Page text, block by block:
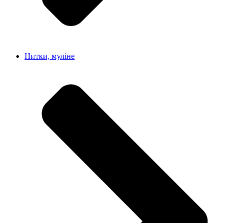
Нитки, муліне